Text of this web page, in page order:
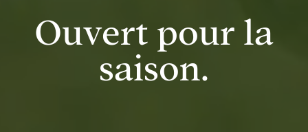
Ouvert pour la
saison.